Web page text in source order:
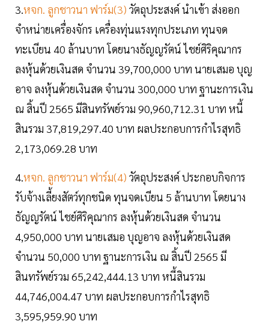
3.หจก. ลูกชาวนา ฟาร์ม(3) วัตถุประสงค์ นำเข้า ส่งออก
จำหน่ายเครื่องจักร เครื่องทุ่นแรงทุกประเภท ทุนจด
ทะเบียน 40 ล้านบาท โดยนางธัญญรัตน์ ไชย์ศิริคุณากร
ลงหุ้นด้วยเงินสด จำนวน 39,700,000 บาท นายเสมอ บุญ
อาจ ลงหุ้นด้วยเงินสด จำนวน 300,000 บาท ฐานะการเงิน
ณ สิ้นปี 2565 มีสินทรัพย์รวม 90,960,712.31 บาท หนี้
สินรวม 37,819,297.40 บาท ผลประกอบการกำไรสุทธิ
2,173,069.28 บาท
4.หจก. ลูกชาวนา ฟาร์ม(4) วัตถุประสงค์ ประกอบกิจการ
รับจ้างเลี้ยงสัตว์ทุกชนิด ทุนจดเบียน 5 ล้านบาท โดยนาง
ธัญญรัตน์ ไชย์ศิริคุณากร ลงหุ้นด้วยเงินสด จำนวน
4,950,000 บาท นายเสมอ บุญอาจ ลงหุ้นด้วยเงินสด
จำนวน 50,000 บาท ฐานะการเงิน ณ สิ้นปี 2565 มี
สินทรัพย์รวม 65,242,444.13 บาท หนี้สินรวม
44,746,004.47 บาท ผลประกอบการกำไรสุทธิ
3,595,959.90 บาท